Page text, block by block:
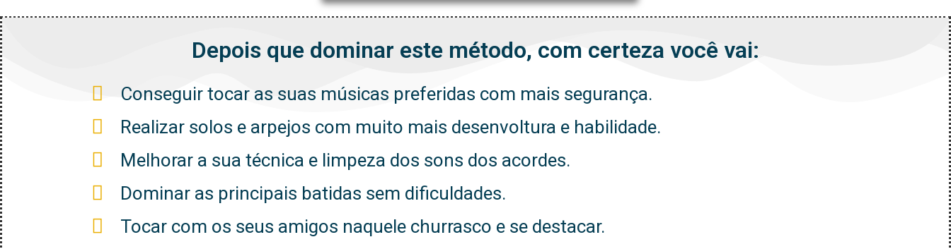
Depois que dominar este método, com certeza você vai:
Conseguir tocar as suas músicas preferidas com mais segurança.
Realizar solos e arpejos com muito mais desenvoltura e habilidade.
Melhorar a sua técnica e limpeza dos sons dos acordes.
Dominar as principais batidas sem dificuldades.
Tocar com os seus amigos naquele churrasco e se destacar.